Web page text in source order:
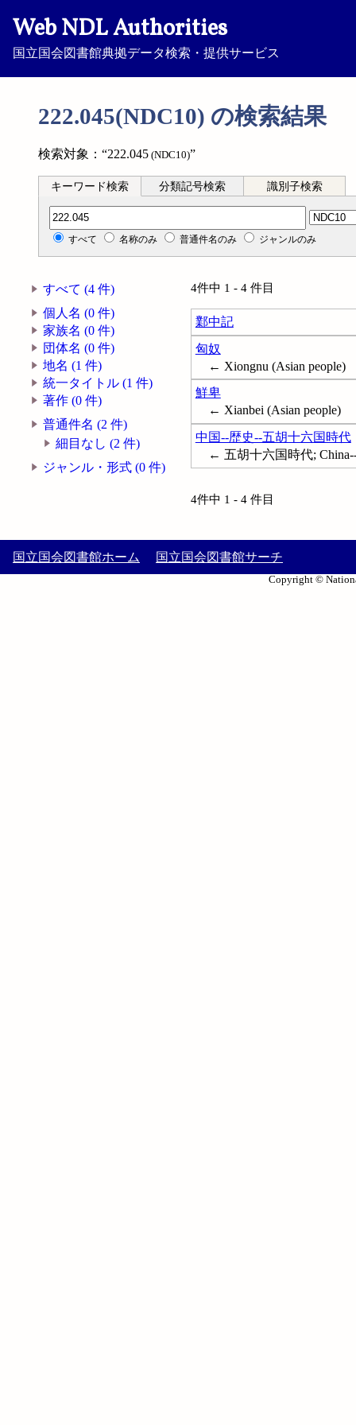
Web NDL Authorities
国立国会図書館典拠データ検索・提供サービス
222.045(NDC10) の検索結果
検索対象：“222.045 (NDC10)”
キーワード検索 分類記号検索 識別子検索
分類記号検索
すべて 名称のみ 普通件名のみ ジャンルのみ
すべて (4 件)
個人名 (0 件)
家族名 (0 件)
団体名 (0 件)
地名 (1 件)
統一タイトル (1 件)
著作 (0 件)
普通件名 (2 件)
細目なし (2 件)
ジャンル・形式 (0 件)
4件中 1 - 4 件目
鄴中記
匈奴
← Xiongnu (Asian people)
鮮卑
← Xianbei (Asian people)
中国--歴史--五胡十六国時代
← 五胡十六国時代; China--
4件中 1 - 4 件目
国立国会図書館ホーム 国立国会図書館サーチ
Copyright ©